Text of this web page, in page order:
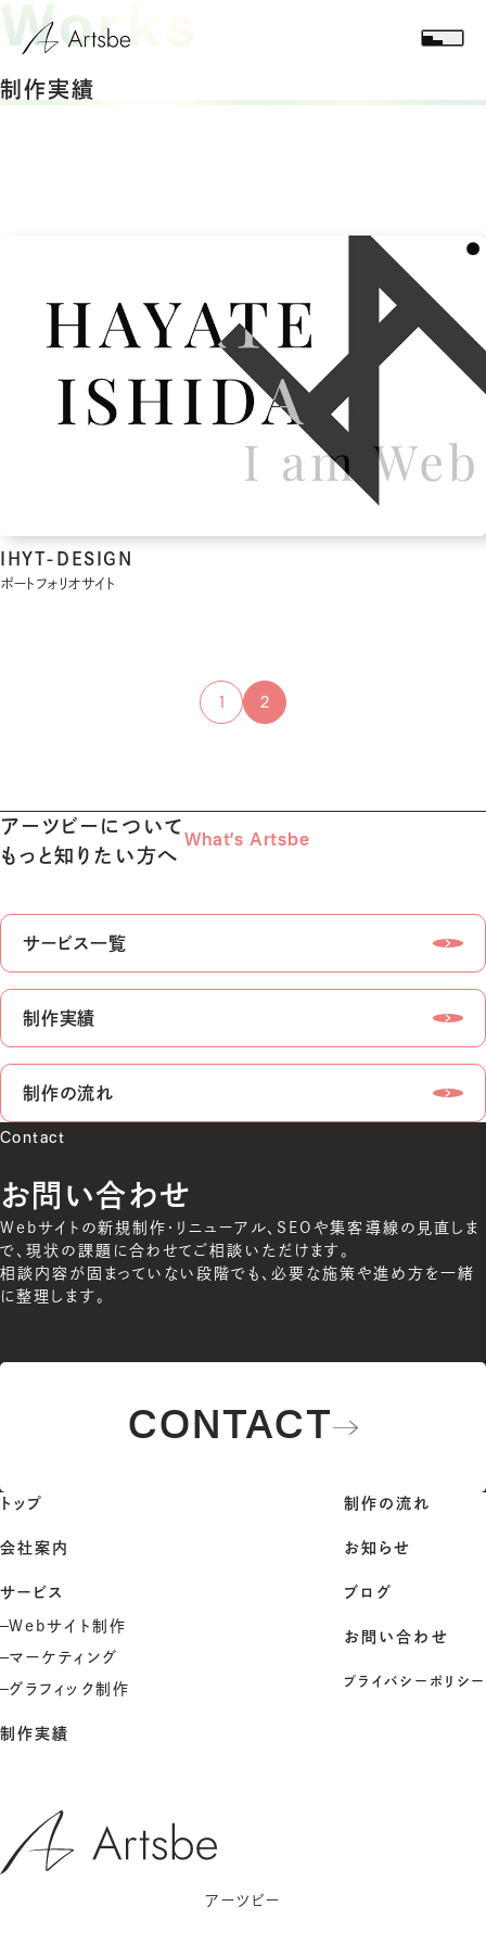
Works
制作実績
IHYT-DESIGN
ポートフォリオサイト
2
アーツビーについて
もっと知りたい方へ
What’s Artsbe
サービス一覧
制作実績
制作の流れ
Contact
お問い合わせ
Webサイトの新規制作・リニューアル、SEOや集客導線の見直しま
で、現状の課題に合わせてご相談いただけます。
相談内容が固まっていない段階でも、必要な施策や進め方を一緒
に整理します。
CONTACT
トップ
会社案内
サービス
Webサイト制作
マーケティング
グラフィック制作
制作実績
制作の流れ
お知らせ
ブログ
お問い合わせ
プライバシーポリシー
アーツビー